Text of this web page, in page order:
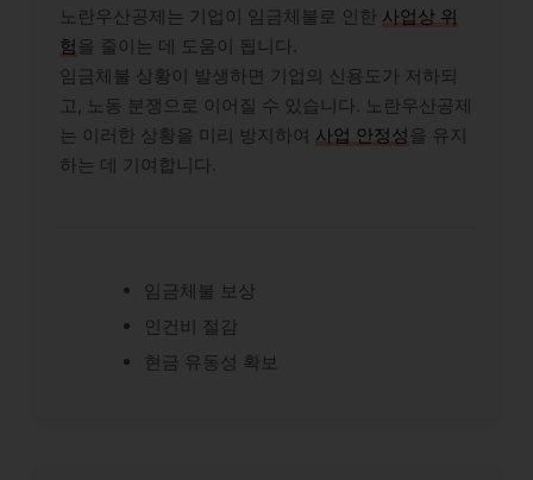
노란우산공제는 기업이 임금체불로 인한 사업상 위
험을 줄이는 데 도움이 됩니다.
임금체불 상황이 발생하면 기업의 신용도가 저하되
고, 노동 분쟁으로 이어질 수 있습니다. 노란우산공제
는 이러한 상황을 미리 방지하여 사업 안정성을 유지
하는 데 기여합니다.
임금체불 보상
인건비 절감
현금 유동성 확보